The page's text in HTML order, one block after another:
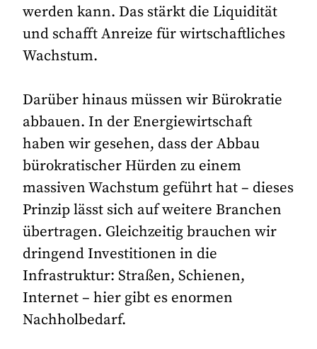
werden kann. Das stärkt die Liquidität
und schafft Anreize für wirtschaftliches
Wachstum.
Darüber hinaus müssen wir Bürokratie
abbauen. In der Energiewirtschaft
haben wir gesehen, dass der Abbau
bürokratischer Hürden zu einem
massiven Wachstum geführt hat – dieses
Prinzip lässt sich auf weitere Branchen
übertragen. Gleichzeitig brauchen wir
dringend Investitionen in die
Infrastruktur: Straßen, Schienen,
Internet – hier gibt es enormen
Nachholbedarf.